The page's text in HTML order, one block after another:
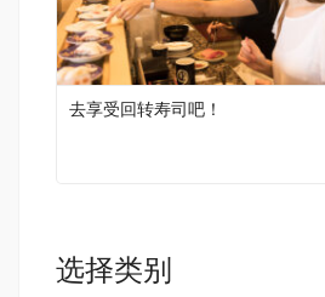
去享受回转寿司吧！
选择类别